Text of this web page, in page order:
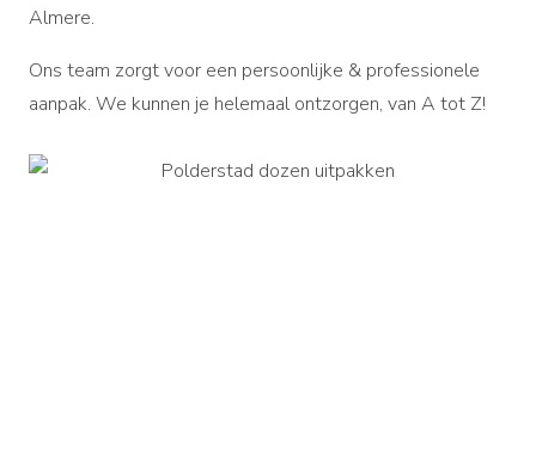
Almere.
Ons team zorgt voor een persoonlijke & professionele
aanpak. We kunnen je helemaal ontzorgen, van A tot Z!